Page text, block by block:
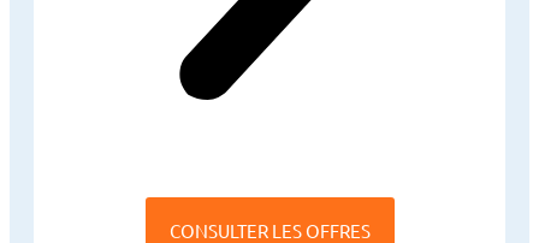
CONSULTER LES OFFRES